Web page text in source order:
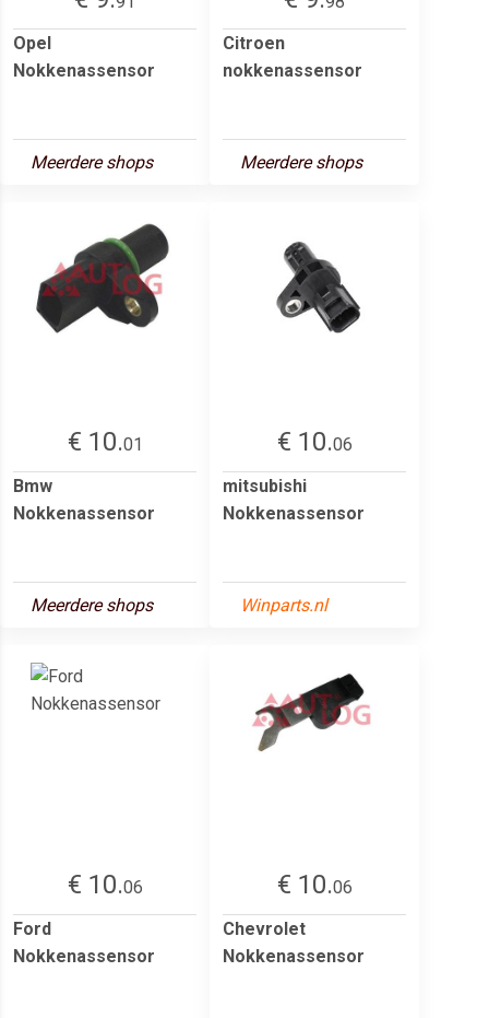
Opel
Nokkenassensor
Meerdere shops
Citroen
nokkenassensor
Meerdere shops
€ 10.01
Bmw
Nokkenassensor
Meerdere shops
€ 10.06
mitsubishi
Nokkenassensor
Winparts.nl
€ 10.06
Ford
Nokkenassensor
€ 10.06
Chevrolet
Nokkenassensor